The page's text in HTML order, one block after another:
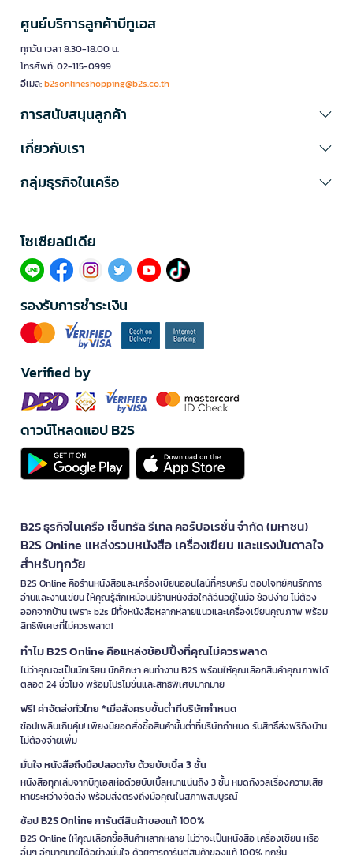
ศูนย์บริการลูกค้าบีทูเอส
ทุกวัน เวลา 8.30-18.00 น.
โทรศัพท์: 02-115-0999
อีเมล:b2sonlineshopping@b2s.co.th
การสนับสนุนลูกค้า
เกี่ยวกับเรา
กลุ่มธุรกิจในเครือ
โซเซียลมีเดีย​
รองรับการชำระเงิน
Verified by
ดาวน์โหลดแอป B2S
B2S ธุรกิจในเครือ เซ็นทรัล รีเทล คอร์ปอเรชั่น จำกัด (มหาชน)
B2S Online แหล่งรวมหนังสือ เครื่องเขียน และแรงบันดาลใจ
สำหรับทุกวัย
B2S Online คือร้านหนังสือและเครื่องเขียนออนไลน์ที่ครบครัน ตอบโจทย์คนรักการ
อ่านและงานเขียน ให้คุณรู้สึกเหมือนมีร้านหนังสือใกล้ฉันอยู่ในมือ ช้อปง่าย ไม่ต้อง
ออกจากบ้าน เพราะ b2s มีทั้งหนังสือหลากหลายแนวและเครื่องเขียนคุณภาพ พร้อม
สิทธิพิเศษที่ไม่ควรพลาด!
ทำไม B2S Online คือแหล่งช้อปปิ้งที่คุณไม่ควรพลาด
ไม่ว่าคุณจะเป็นนักเรียน นักศึกษา คนทำงาน B2S พร้อมให้คุณเลือกสินค้าคุณภาพได้
ตลอด 24 ชั่วโมง พร้อมโปรโมชั่นและสิทธิพิเศษมากมาย
ฟรี! ค่าจัดส่งทั่วไทย *เมื่อสั่งครบขั้นต่ำที่บริษัทกำหนด
ช้อปเพลินเกินคุ้ม! เพียงมียอดสั่งซื้อสินค้าขั้นต่ำที่บริษัทกำหนด รับสิทธิ์ส่งฟรีถึงบ้าน
ไม่ต้องจ่ายเพิ่ม
มั่นใจ หนังสือถึงมือปลอดภัย ด้วยบับเบิ้ล 3 ชั้น
หนังสือทุกเล่มจากบีทูเอสห่อด้วยบับเบิ้ลหนาแน่นถึง 3 ชั้น หมดกังวลเรื่องความเสีย
หายระหว่างจัดส่ง พร้อมส่งตรงถึงมือคุณในสภาพสมบูรณ์
ช้อป B2S Online การันตีสินค้าของแท้ 100%
B2S Online ให้คุณเลือกซื้อสินค้าหลากหลาย ไม่ว่าจะเป็นหนังสือ เครื่องเขียน หรือ